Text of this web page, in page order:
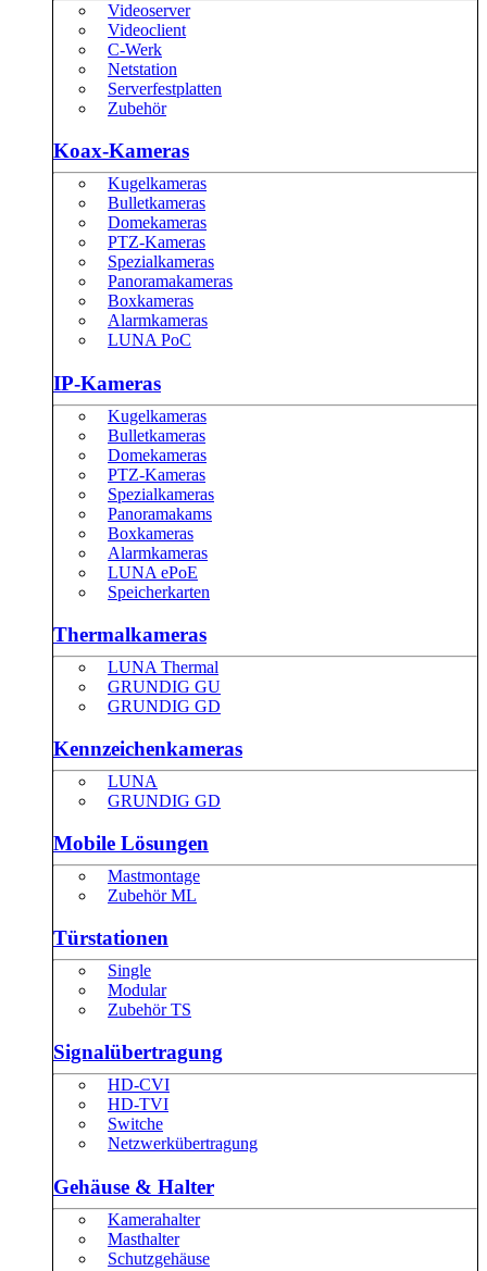
Videoserver
Videoclient
C-Werk
Netstation
Serverfestplatten
Zubehör
Koax-Kameras
Kugelkameras
Bulletkameras
Domekameras
PTZ-Kameras
Spezialkameras
Panoramakameras
Boxkameras
Alarmkameras
LUNA PoC
IP-Kameras
Kugelkameras
Bulletkameras
Domekameras
PTZ-Kameras
Spezialkameras
Panoramakams
Boxkameras
Alarmkameras
LUNA ePoE
Speicherkarten
Thermalkameras
LUNA Thermal
GRUNDIG GU
GRUNDIG GD
Kennzeichenkameras
LUNA
GRUNDIG GD
Mobile Lösungen
Mastmontage
Zubehör ML
Türstationen
Single
Modular
Zubehör TS
Signalübertragung
HD-CVI
HD-TVI
Switche
Netzwerkübertragung
Gehäuse & Halter
Kamerahalter
Masthalter
Schutzgehäuse